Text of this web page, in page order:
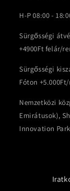
H-P 08:00 -
Sürgősségi
+4900Ft felár/
Sürgősségi
Fóton
Nemzetközi
Emirátusok),
Innovation Park